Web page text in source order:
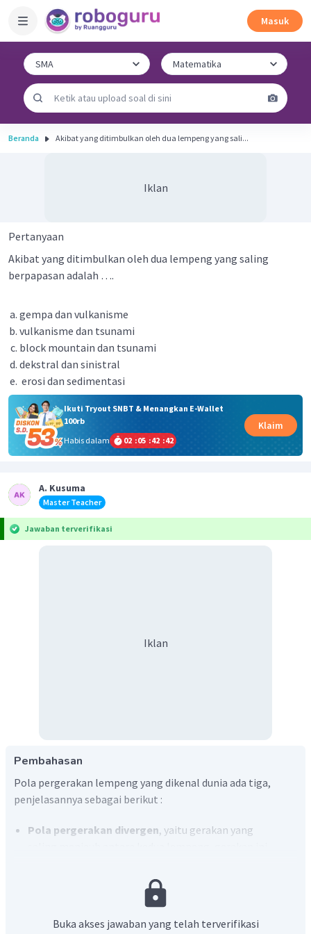
Masuk
Beranda Akibat yang ditimbulkan oleh dua lempeng yang sali...
Iklan
Pertanyaan
Akibat yang ditimbulkan oleh dua lempeng yang saling
berpapasan adalah ….
gempa dan vulkanisme
vulkanisme dan tsunami
block mountain dan tsunami
dekstral dan sinistral
erosi dan sedimentasi
Ikuti Tryout SNBT & Menangkan E-Wallet
100rb
Habis dalam
02 :05 :42 :42
Klaim
A. Kusuma
Master Teacher
Jawaban terverifikasi
Iklan
Pembahasan
Pola pergerakan lempeng yang dikenal dunia ada tiga,
penjelasannya sebagai berikut :
Pola pergerakan divergen, yaitu gerakan yang
sedangkan patahan apabila terjadi di daratan
membentuk lembah retak besar seperti
Pola pergerakan konvergen, yaitu gerakan yang
Buka akses jawaban yang telah terverifikasi